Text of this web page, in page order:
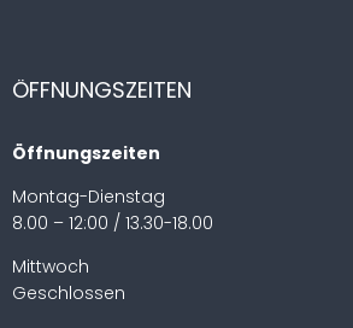
ÖFFNUNGSZEITEN
Öffnungszeiten
Montag-Dienstag
8.00 – 12:00 / 13.30-18.00
Mittwoch
Geschlossen